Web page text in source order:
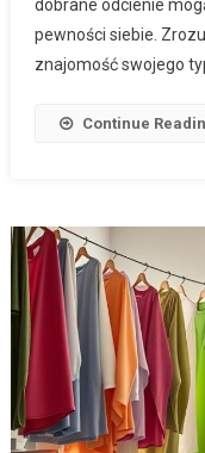
dobrane odcienie
pewności siebie.
znajomość swojego
Continue